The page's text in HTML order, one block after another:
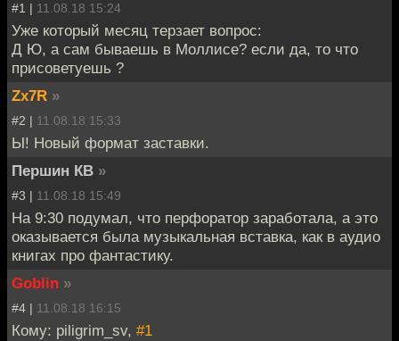
#1 | 11.08.18 15:24
Уже который месяц терзает вопрос:
Д Ю, а сам бываешь в Моллисе? если да, то что
присоветуешь ?
Zx7R »
#2 | 11.08.18 15:33
Ы! Новый формат заставки.
Першин КВ »
#3 | 11.08.18 15:49
На 9:30 подумал, что перфоратор заработала, а это
оказывается была музыкальная вставка, как в аудио
книгах про фантастику.
Goblin »
#4 | 11.08.18 16:15
Кому: piligrim_sv, #1